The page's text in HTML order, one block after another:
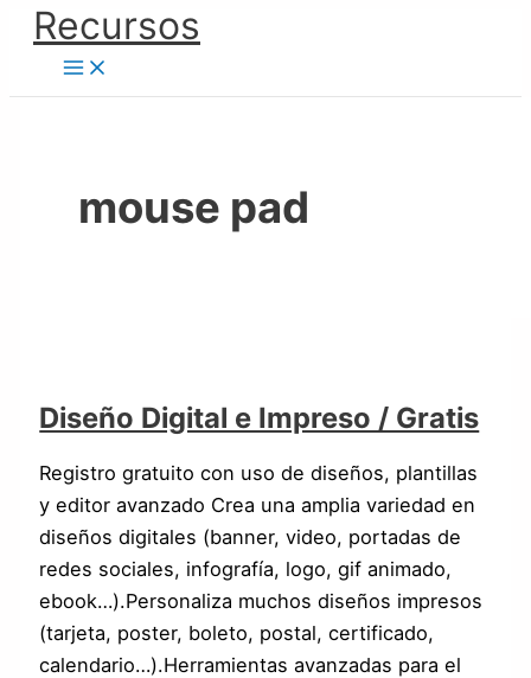
contenido
Recursos
mouse pad
Diseño Digital e Impreso / Gratis
Registro gratuito con uso de diseños, plantillas
y editor avanzado Crea una amplia variedad en
diseños digitales (banner, video, portadas de
redes sociales, infografía, logo, gif animado,
ebook…).Personaliza muchos diseños impresos
(tarjeta, poster, boleto, postal, certificado,
calendario…).Herramientas avanzadas para el
Diseño
Digital